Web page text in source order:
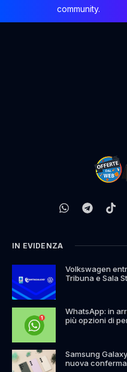
community.
IN EVIDENZA
Volkswagen
Tribuna e Sala
WhatsApp: in
più opzioni di
Samsung
nuova